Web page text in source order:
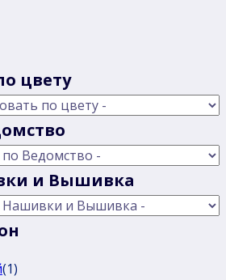
цвету
и Вышивка
(1)